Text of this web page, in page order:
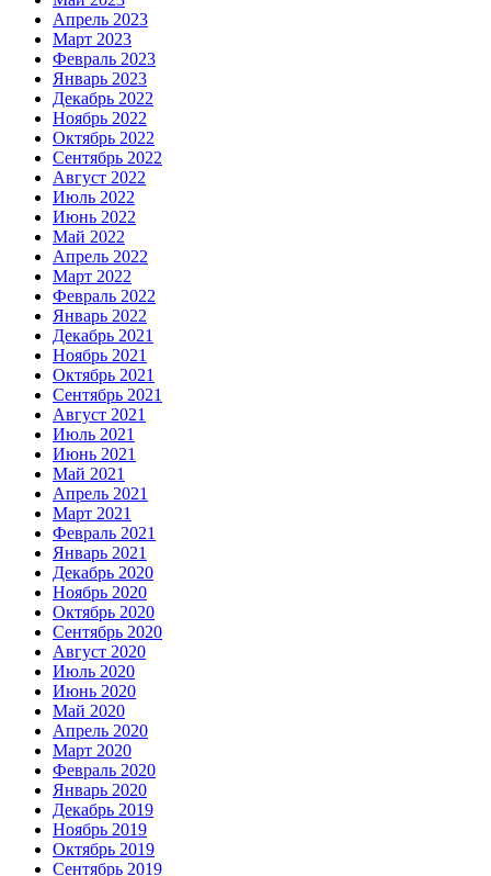
Апрель 2023
Март 2023
Февраль 2023
Январь 2023
Декабрь 2022
Ноябрь 2022
Октябрь 2022
Сентябрь 2022
Август 2022
Июль 2022
Июнь 2022
Май 2022
Апрель 2022
Март 2022
Февраль 2022
Январь 2022
Декабрь 2021
Ноябрь 2021
Октябрь 2021
Сентябрь 2021
Август 2021
Июль 2021
Июнь 2021
Май 2021
Апрель 2021
Март 2021
Февраль 2021
Январь 2021
Декабрь 2020
Ноябрь 2020
Октябрь 2020
Сентябрь 2020
Август 2020
Июль 2020
Июнь 2020
Май 2020
Апрель 2020
Март 2020
Февраль 2020
Январь 2020
Декабрь 2019
Ноябрь 2019
Октябрь 2019
Сентябрь 2019